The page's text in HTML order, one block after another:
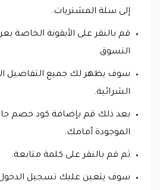
إلى سلة المشتريات.
قم بالنقر على الأيقونة الخاصة
التسوق.
سوف يظهر لك جميع التفاصيل
الشرائية.
بعد ذلك قم بإضافة كود خصم
الموجودة أمامك.
ثم قم بالنقر على كلمة متابعة.
سوف يتعين عليك تسجيل